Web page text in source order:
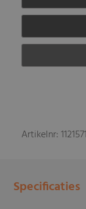
Artikelnr:
Specificaties